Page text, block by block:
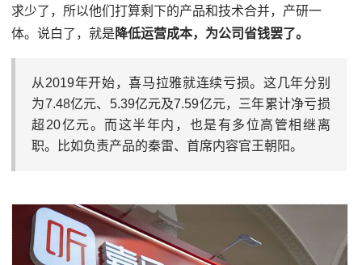
求少了，所以他们打算剩下的产品和技术合并，产研一
体。说白了，就是 降低运营成本，为公司省钱罢了。
从2019年开始，喜马拉雅就连续亏损。这几年分别
为7.48亿元、5.39亿元及7.59亿元，三年累计净亏损
超20亿元。而这半年内，也是有多位高管相继离
职。比如负责产品的秦雷、首席内容官王朝阳。